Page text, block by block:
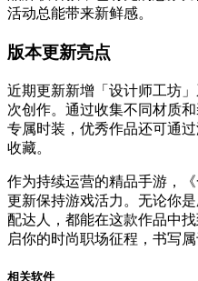
活动总能带来新鲜感。
版本更新亮点
近期更新新增「设计师工坊
次创作。通过收集不同材质
专属时装，优秀作品还可通
收藏。
作为持续运营的精品手游，
更新保持游戏活力。无论你
配达人，都能在这款作品中
启你的时尚职场征程，书写
相关软件